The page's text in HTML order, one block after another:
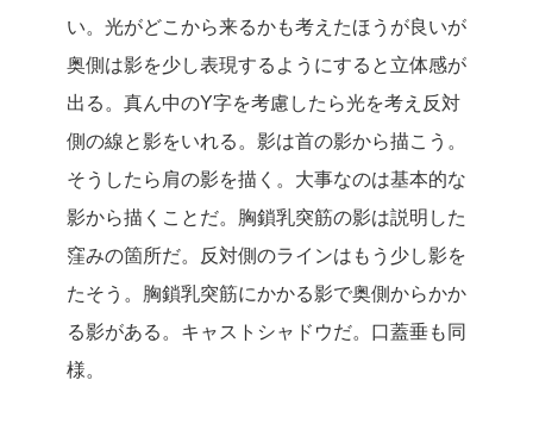
い。光がどこから来るかも考えたほうが良いが
奥側は影を少し表現するようにすると立体感が
出る。真ん中のY字を考慮したら光を考え反対
側の線と影をいれる。影は首の影から描こう。
そうしたら肩の影を描く。大事なのは基本的な
影から描くことだ。胸鎖乳突筋の影は説明した
窪みの箇所だ。反対側のラインはもう少し影を
たそう。胸鎖乳突筋にかかる影で奥側からかか
る影がある。キャストシャドウだ。口蓋垂も同
様。